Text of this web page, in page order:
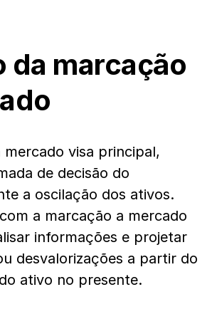
da marcação
visa principal,
de decisão do
a oscilação dos ativos.
a marcação a mercado
informações e projetar
desvalorizações a partir do
ativo no presente.